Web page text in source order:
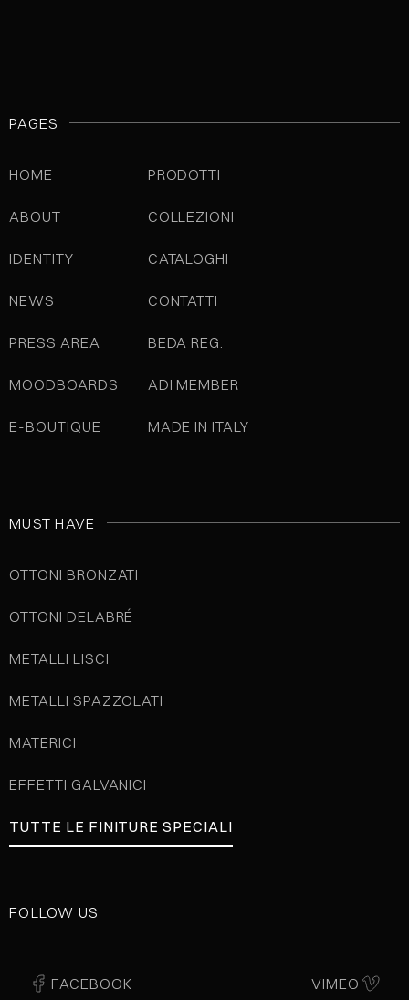
PAGES
HOME
ABOUT
IDENTITY
NEWS
PRESS AREA
MOODBOARDS
E-BOUTIQUE
PRODOTTI
COLLEZIONI
CATALOGHI
CONTATTI
BEDA REG.
ADI MEMBER
MADE IN ITALY
MUST HAVE
OTTONI BRONZATI
OTTONI DELABRÉ
METALLI LISCI
METALLI SPAZZOLATI
MATERICI
EFFETTI GALVANICI
TUTTE LE FINITURE SPECIALI
FOLLOW US
FACEBOOK VIMEO